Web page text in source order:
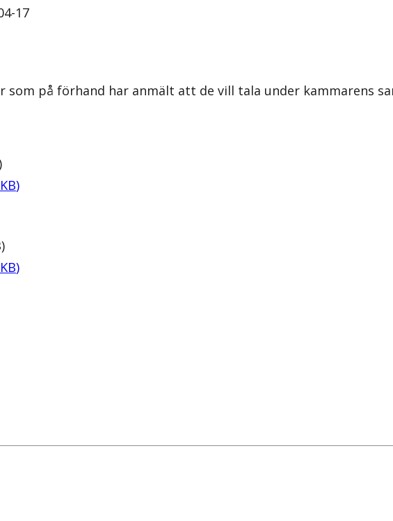
17
på förhand har anmält att de vill tala under kammarens
KB)
)
KB)